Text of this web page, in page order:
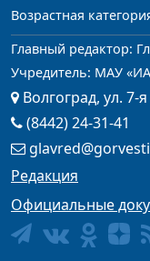
Возрастная
Главный редактор:
Учредитель: МАУ
Волгоград, ул. 7-
(8442) 24-31-41
Редакция
Официальные